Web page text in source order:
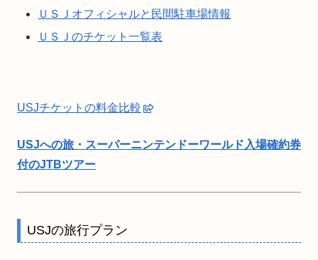
ＵＳＪオフィシャルと民間駐車場情報
ＵＳＪのチケット一覧表
USJチケットの料金比較
USJへの旅・スーパーニンテンドーワールド入場確約券
付のJTBツアー
USJの旅行プラン